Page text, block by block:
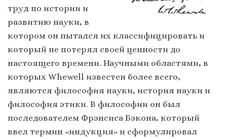
труд по истории и
развитию науки, в
котором он пытался их классифицировать и
который не потерял своей ценности до
настоящего времени. Научными областями, в
которых Whewell известен более всего,
являются философия науки, история науки и
философия этики. В философии он был
последователем Фрэнсиса Бэкона, который
ввел термин «индукция» и сформулировал